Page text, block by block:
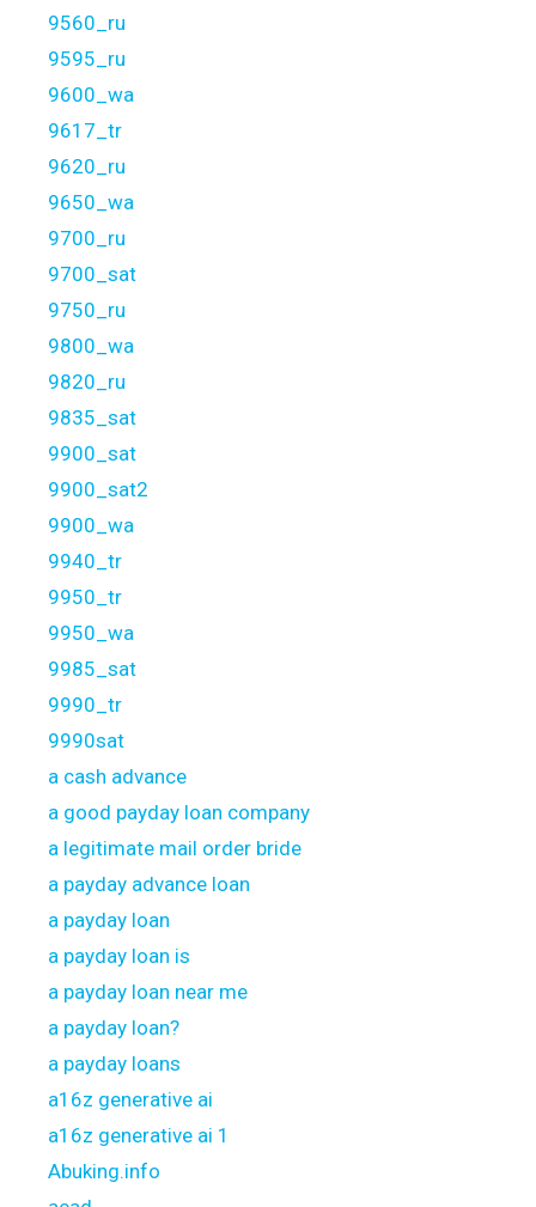
9560_ru
9595_ru
9600_wa
9617_tr
9620_ru
9650_wa
9700_ru
9700_sat
9750_ru
9800_wa
9820_ru
9835_sat
9900_sat
9900_sat2
9900_wa
9940_tr
9950_tr
9950_wa
9985_sat
9990_tr
9990sat
a cash advance
a good payday loan company
a legitimate mail order bride
a payday advance loan
a payday loan
a payday loan is
a payday loan near me
a payday loan?
a payday loans
a16z generative ai
a16z generative ai 1
Abuking.info